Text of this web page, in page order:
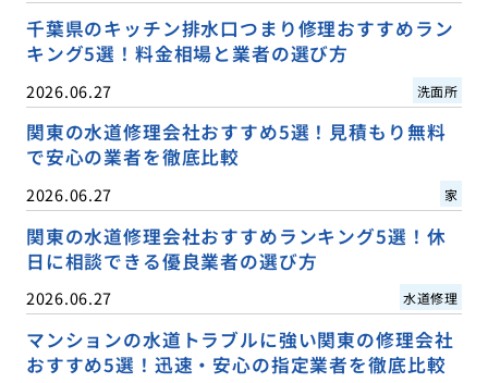
千葉県のキッチン排水口つまり修理おすすめラン
キング5選！料金相場と業者の選び方
2026.06.27 洗面所
関東の水道修理会社おすすめ5選！見積もり無料
で安心の業者を徹底比較
2026.06.27 家
関東の水道修理会社おすすめランキング5選！休
日に相談できる優良業者の選び方
2026.06.27 水道修理
マンションの水道トラブルに強い関東の修理会社
おすすめ5選！迅速・安心の指定業者を徹底比較